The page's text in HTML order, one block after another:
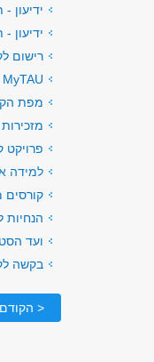
ידיעון
ידיעון
רישום
MyTAU
מפת
פרויקט
למידה
קורסים
הנחיות
ועד
בקשה
< הקודם